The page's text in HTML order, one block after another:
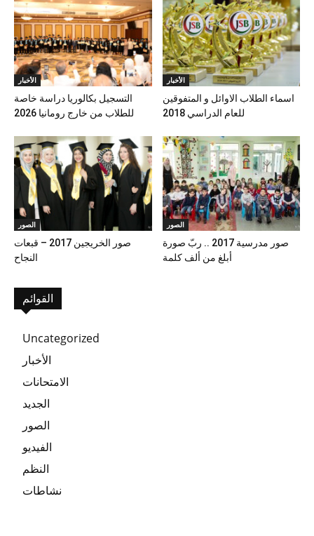
الأخبار
التسجيل بكالوريا دراسة خاصة
للطلاب من خارج رومانيا 2026
الأخبار
اسماء الطلاب الاوائل و المتفوقين
للعام الدراسي 2018
الصور
صور الخريجين 2017 – قبعات
النجاح
الصور
صور مدرسية 2017 .. ربّ صورة
أبلغ من ألف كلمة
القوائم
Uncategorized
الأخبار
الامتحانات
الجديد
الصور
الفيديو
النظم
نشاطات